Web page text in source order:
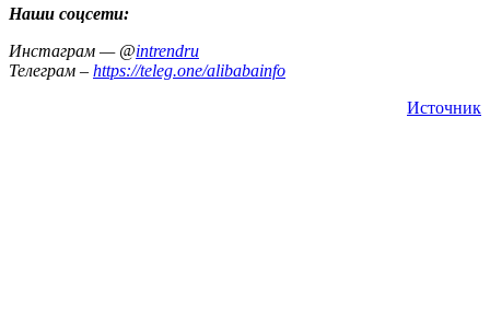
Наши соцсети:
Инстаграм — @intrendru
Телеграм – https://teleg.one/alibabainfo
Источник